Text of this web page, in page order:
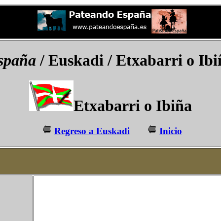
/ Euskadi / Etxabarri o
Etxabarri o Ibiña
Regreso a Euskadi Inicio